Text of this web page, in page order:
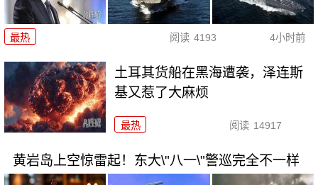
最热 阅读 4193 4小时前
土耳其货船在黑海遭袭，泽连斯
基又惹了大麻烦
最热 阅读 14917
黄岩岛上空惊雷起！东大\"八一\"警巡完全不一样